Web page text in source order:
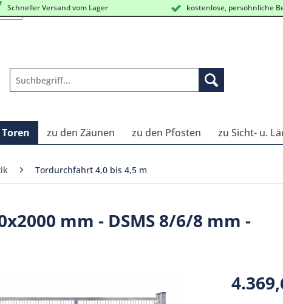
Schneller Versand vom Lager kostenlose, persöhnliche
zu den Zäunen zu den Pfosten zu Sicht- u.
Tordurchfahrt 4,0 bis 4,5 m
mm - DSMS 8/6/8 mm -